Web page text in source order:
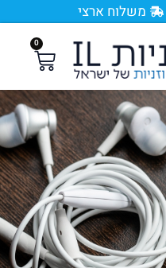
משלוח ארצי
0